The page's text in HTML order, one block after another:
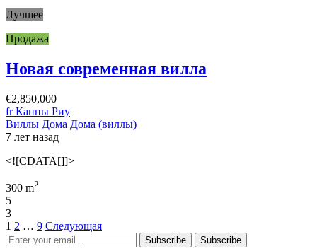
Лучшее
Продажа
Новая современная вилла
€2,850,000
fr Канны Риу
Виллы Дома Дома (виллы)
7 лет назад
<![CDATA[]]>
300 m2
5
3
1 2 … 9 Следующая
Subscribe Subscribe